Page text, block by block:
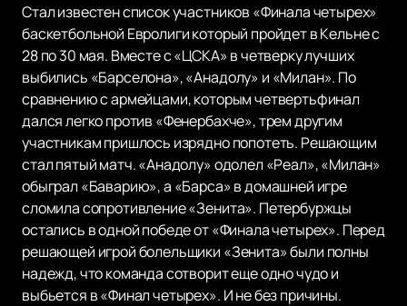
Стал известен список участников «Финала четырех»
баскетбольной Евролиги который пройдет в Кельне с
28 по 30 мая. Вместе с «ЦСКА» в четверку лучших
выбились «Барселона», «Анадолу» и «Милан». По
сравнению с армейцами, которым четвертьфинал
дался легко против «Фенербахче», трем другим
участникам пришлось изрядно попотеть. Решающим
стал пятый матч. «Анадолу» одолел «Реал», «Милан»
обыграл «Баварию», а «Барса» в домашней игре
сломила сопротивление «Зенита». Петербуржцы
остались в одной победе от «Финала четырех». Перед
решающей игрой болельщики «Зенита» были полны
надежд, что команда сотворит еще одно чудо и
выбьется в «Финал четырех». И не без причины.